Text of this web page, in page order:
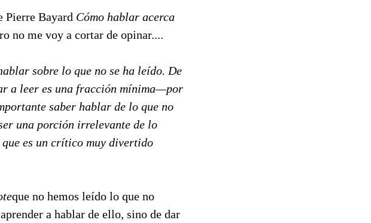
Pierre Bayard Cómo hablar acerca
no me voy a cortar de opinar....
sobre lo que no se ha leído. De
a leer es una fracción mínima—por
saber hablar de lo que no
una porción irrelevante de lo
es un crítico muy divertido
que no hemos leído lo que no
a hablar de ello, sino de dar